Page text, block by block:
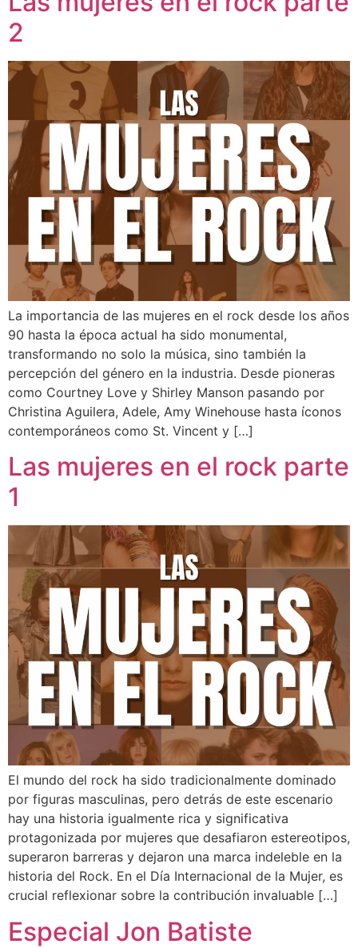
2
La importancia de las mujeres en el rock desde los años
90 hasta la época actual ha sido monumental,
transformando no solo la música, sino también la
percepción del género en la industria. Desde pioneras
como Courtney Love y Shirley Manson pasando por
Christina Aguilera, Adele, Amy Winehouse hasta íconos
contemporáneos como St. Vincent y […]
Las mujeres en el rock parte
1
El mundo del rock ha sido tradicionalmente dominado
por figuras masculinas, pero detrás de este escenario
hay una historia igualmente rica y significativa
protagonizada por mujeres que desafiaron estereotipos,
superaron barreras y dejaron una marca indeleble en la
historia del Rock. En el Día Internacional de la Mujer, es
crucial reflexionar sobre la contribución invaluable […]
Especial Jon Batiste